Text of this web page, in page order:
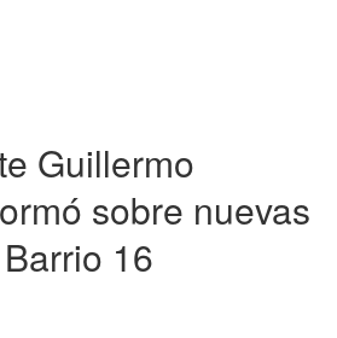
Guillermo
sobre nuevas
16